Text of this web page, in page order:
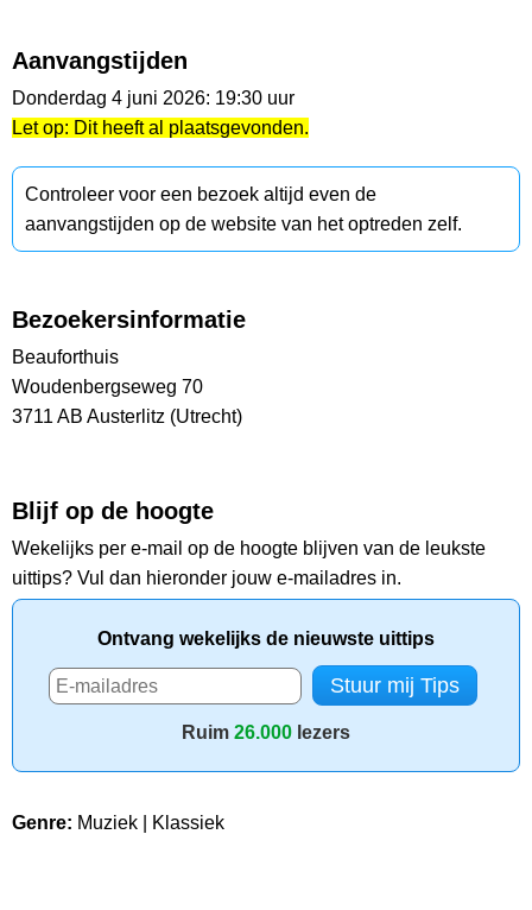
Aanvangstijden
Donderdag 4 juni 2026: 19:30 uur
Let op: Dit heeft al plaatsgevonden.
Controleer voor een bezoek altijd even de
aanvangstijden op de website van het optreden zelf.
Bezoekersinformatie
Beauforthuis
Woudenbergseweg 70
3711 AB Austerlitz (Utrecht)
Blijf op de hoogte
Wekelijks per e-mail op de hoogte blijven van de leukste
uittips? Vul dan hieronder jouw e-mailadres in.
Ontvang wekelijks de nieuwste uittips
Ruim 26.000 lezers
Genre: Muziek | Klassiek